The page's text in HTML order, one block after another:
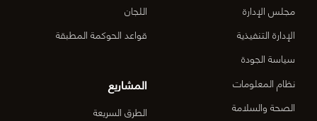
مجلس الإدارة
الإدارة التنفيذية
سياسة الجودة
نظام المعلومات
الصحة والسلامة
اللجان
قواعد الحوكمة المطبقة
المشاريع
الطرق السريعة